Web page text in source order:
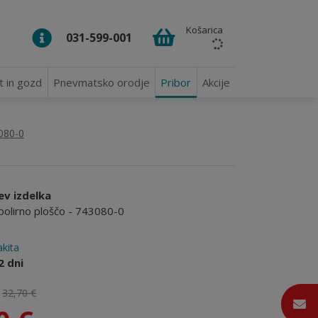
031-599-001 Košarica
in gozd Pnevmatsko orodje Pribor Akcije
0
izdelka
ploščo - 743080-0
dni
32,70 €